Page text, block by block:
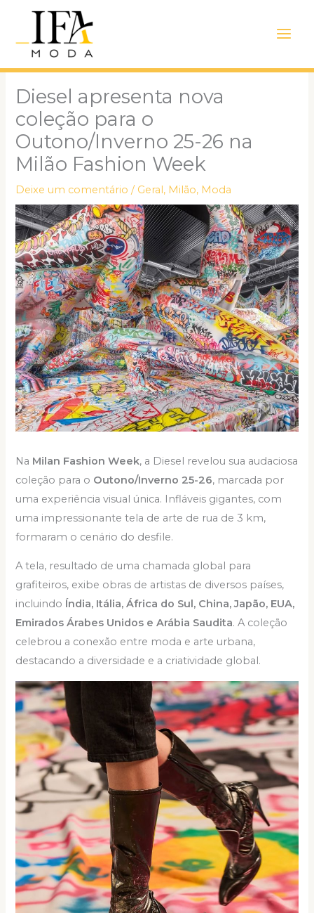
conteúdo
Menu
Diesel apresenta nova
coleção para o
Outono/Inverno 25-26 na
Milão Fashion Week
Deixe um comentário / Geral, Milão, Moda
Na Milan Fashion Week, a Diesel revelou sua audaciosa
coleção para o Outono/Inverno 25-26, marcada por
uma experiência visual única. Infláveis gigantes, com
uma impressionante tela de arte de rua de 3 km,
formaram o cenário do desfile.
A tela, resultado de uma chamada global para
grafiteiros, exibe obras de artistas de diversos países,
incluindo Índia, Itália, África do Sul, China, Japão, EUA,
Emirados Árabes Unidos e Arábia Saudita. A coleção
celebrou a conexão entre moda e arte urbana,
destacando a diversidade e a criatividade global.